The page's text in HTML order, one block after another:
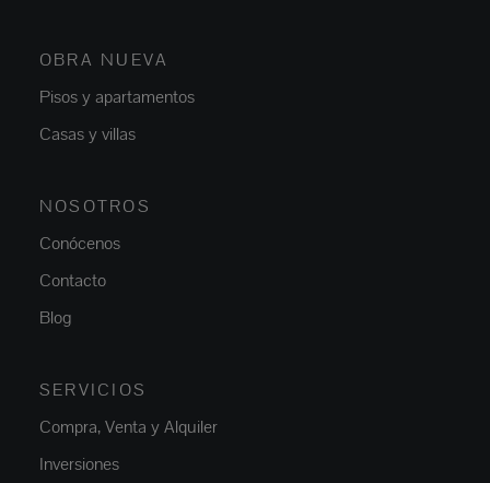
OBRA NUEVA
Pisos y apartamentos
Casas y villas
NOSOTROS
Conócenos
Contacto
Blog
SERVICIOS
Compra, Venta y Alquiler
Inversiones